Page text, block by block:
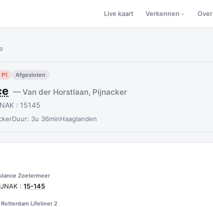
Live kaart Verkennen Over
P1 Afgesloten
— Van der Horstlaan, Pijnacker
: 15145
Duur: 3u 36minHaaglanden
Zoetermeer
: 15-145
Lifeliner 2